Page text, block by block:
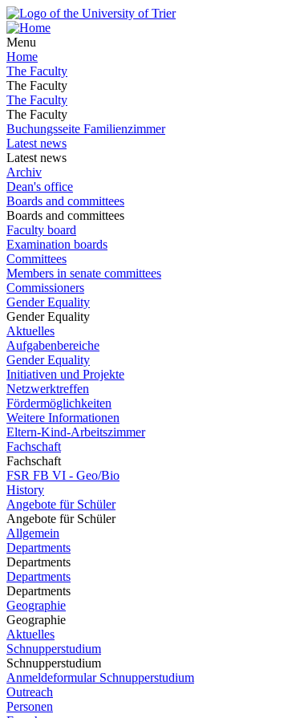
Menu
Home
The Faculty
The Faculty
The Faculty
The Faculty
Buchungsseite Familienzimmer
Latest news
Latest news
Archiv
Dean's office
Boards and committees
Boards and committees
Faculty board
Examination boards
Committees
Members in senate committees
Commissioners
Gender Equality
Gender Equality
Aktuelles
Aufgabenbereiche
Gender Equality
Initiativen und Projekte
Netzwerktreffen
Fördermöglichkeiten
Weitere Informationen
Eltern-Kind-Arbeitszimmer
Fachschaft
Fachschaft
FSR FB VI - Geo/Bio
History
Angebote für Schüler
Angebote für Schüler
Allgemein
Departments
Departments
Departments
Departments
Geographie
Geographie
Aktuelles
Schnupperstudium
Schnupperstudium
Anmeldeformular Schnupperstudium
Outreach
Personen